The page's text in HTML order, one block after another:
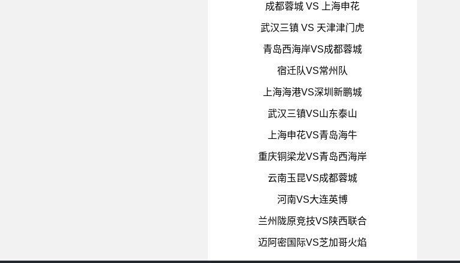
成都蓉城 VS 上海申花
武汉三镇 VS 天津津门虎
青岛西海岸VS成都蓉城
宿迁队VS常州队
上海海港VS深圳新鹏城
武汉三镇VS山东泰山
上海申花VS青岛海牛
重庆铜梁龙VS青岛西海岸
云南玉昆VS成都蓉城
河南VS大连英博
兰州陇原竞技VS陕西联合
迈阿密国际VS芝加哥火焰